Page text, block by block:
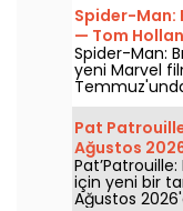
Spider-Man:
— Tom
dönüşüne
incelememiz
Spider-Man:
yeni Marvel
keşfedin!
Pat
Ağustos
için yeni bir
Ağustos